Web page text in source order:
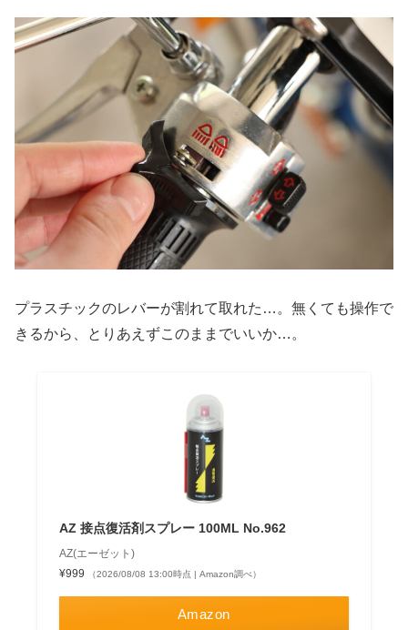
プラスチックのレバーが割れて取れた…。無くても操作で
きるから、とりあえずこのままでいいか…。
AZ 接点復活剤スプレー 100ML No.962
AZ(エーゼット)
¥999
（2026/08/08 13:00時点 | Amazon調べ）
Amazon